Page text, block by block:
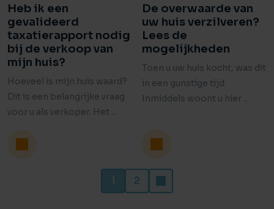
Heb ik een
gevalideerd
taxatierapport nodig
bij de verkoop van
mijn huis?
Hoeveel is mijn huis waard?
Dit is een belangrijke vraag
voor u als verkoper. Het ...
De overwaarde van
uw huis verzilveren?
Lees de
mogelijkheden
Toen u uw huis kocht, was dit
in een gunstige tijd.
Inmiddels woont u hier ...
1 2